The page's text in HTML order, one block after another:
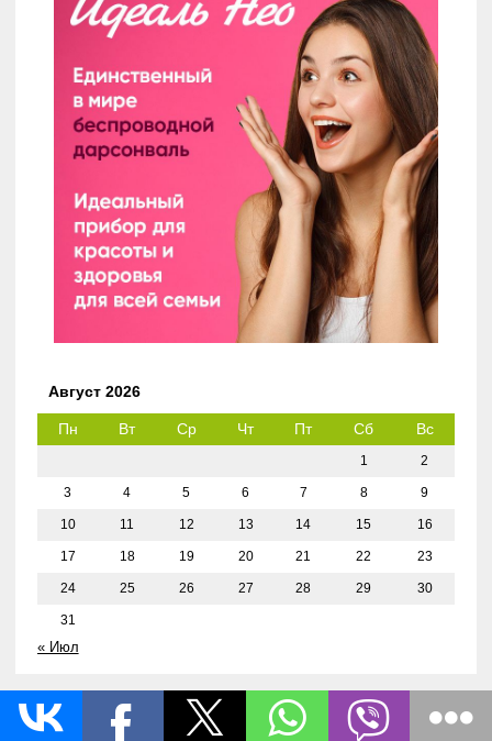
Август 2026
Пн Вт Ср Чт Пт Сб Вс
1 2
3 4 5 6 7 8 9
10 11 12 13 14 15 16
17 18 19 20 21 22 23
24 25 26 27 28 29 30
31
« Июл